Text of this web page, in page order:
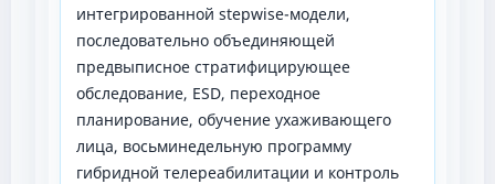
интегрированной stepwise-модели,
последовательно объединяющей
предвыписное стратифицирующее
обследование, ESD, переходное
планирование, обучение ухаживающего
лица, восьминедельную программу
гибридной телереабилитации и контроль